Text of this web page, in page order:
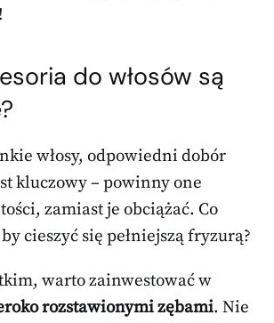
do włosów są
włosy, odpowiedni dobór
kluczowy – powinny one
zamiast je obciążać. Co
cieszyć się pełniejszą fryzurą?
warto zainwestować w
rozstawionymi zębami. Nie